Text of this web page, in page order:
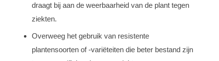
draagt bij aan de weerbaarheid van de plant tegen
ziekten.
Overweeg het gebruik van resistente
plantensoorten of -variëteiten die beter bestand zijn